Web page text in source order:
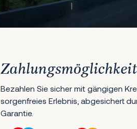
Bezahlen Sie sicher mit gängigen
sorgenfreies Erlebnis, abgesichert
Garantie.